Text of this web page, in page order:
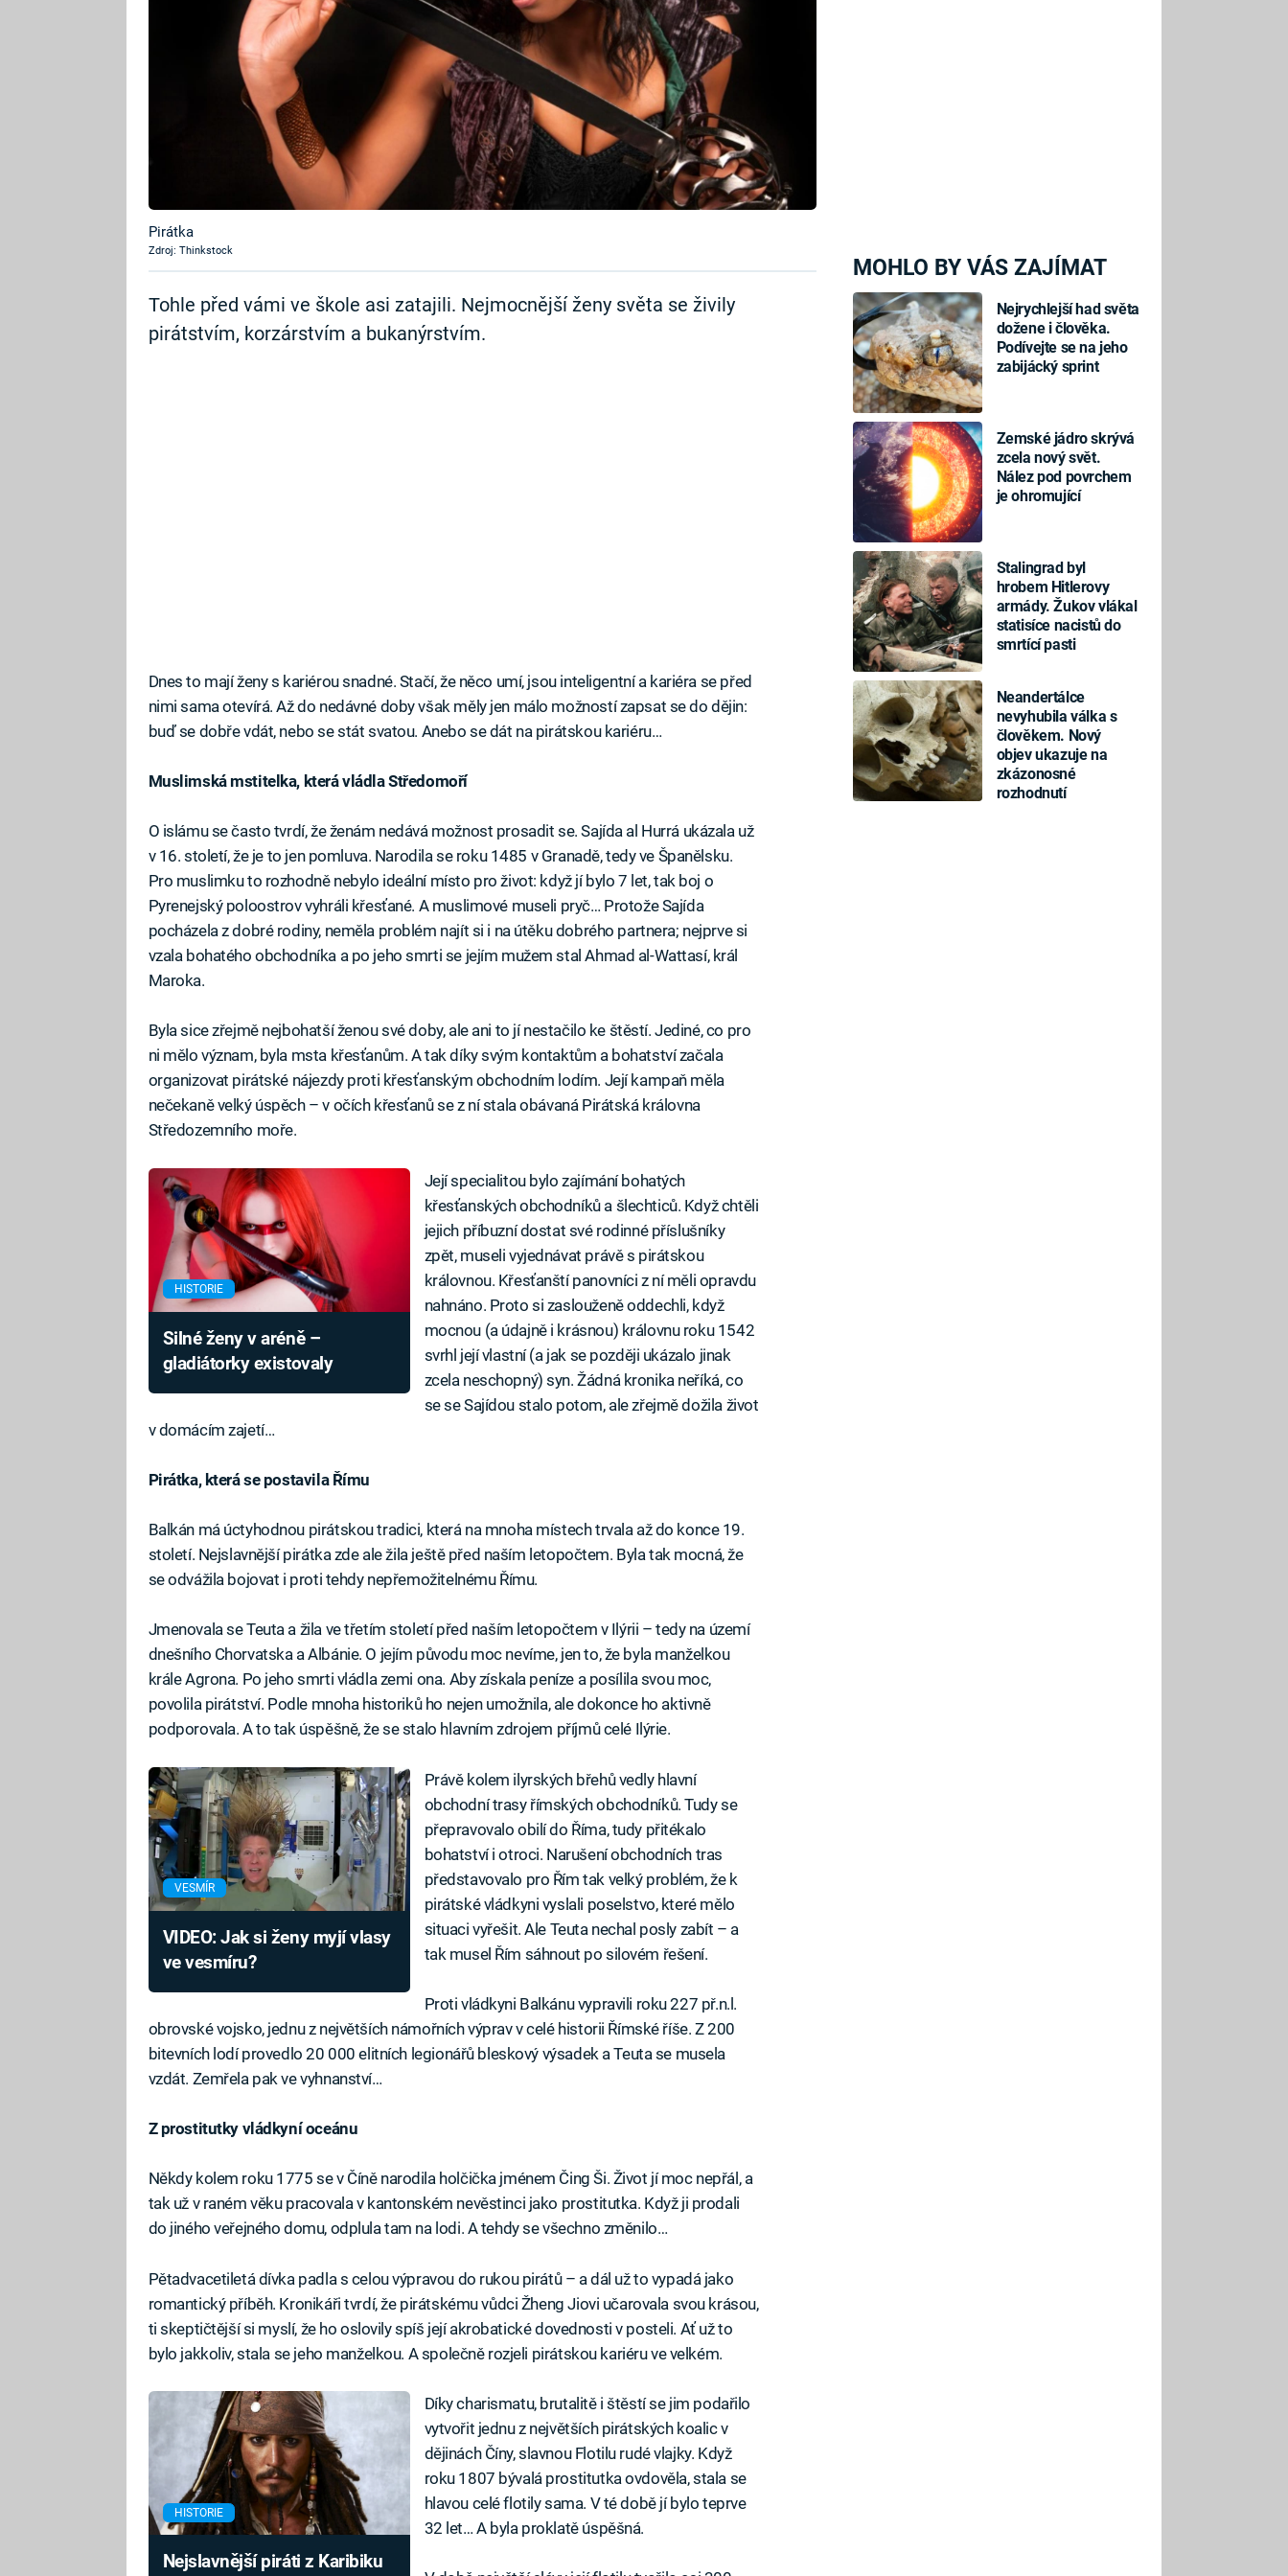
MOHLO BY VÁS ZAJÍMAT
Nejrychlejší had světa
dožene i člověka.
Podívejte se na jeho
zabijácký sprint
Zemské jádro skrývá
zcela nový svět.
Nález pod povrchem
je ohromující
Stalingrad byl
hrobem Hitlerovy
armády. Žukov vlákal
statisíce nacistů do
smrtící pasti
Neandertálce
nevyhubila válka s
člověkem. Nový
objev ukazuje na
zkázonosné
rozhodnutí
Pirátka
Zdroj: Thinkstock
Tohle před vámi ve škole asi zatajili. Nejmocnější ženy světa se živily
pirátstvím, korzárstvím a bukanýrstvím.
Dnes to mají ženy s kariérou snadné. Stačí, že něco umí, jsou inteligentní a kariéra se před
nimi sama otevírá. Až do nedávné doby však měly jen málo možností zapsat se do dějin:
buď se dobře vdát, nebo se stát svatou. Anebo se dát na pirátskou kariéru…
Muslimská mstitelka, která vládla Středomoří
O islámu se často tvrdí, že ženám nedává možnost prosadit se. Sajída al Hurrá ukázala už
v 16. století, že je to jen pomluva. Narodila se roku 1485 v Granadě, tedy ve Španělsku.
Pro muslimku to rozhodně nebylo ideální místo pro život: když jí bylo 7 let, tak boj o
Pyrenejský poloostrov vyhráli křesťané. A muslimové museli pryč… Protože Sajída
pocházela z dobré rodiny, neměla problém najít si i na útěku dobrého partnera; nejprve si
vzala bohatého obchodníka a po jeho smrti se jejím mužem stal Ahmad al-Wattasí, král
Maroka.
Byla sice zřejmě nejbohatší ženou své doby, ale ani to jí nestačilo ke štěstí. Jediné, co pro
ni mělo význam, byla msta křesťanům. A tak díky svým kontaktům a bohatství začala
organizovat pirátské nájezdy proti křesťanským obchodním lodím. Její kampaň měla
nečekaně velký úspěch – v očích křesťanů se z ní stala obávaná Pirátská královna
Středozemního moře.
HISTORIE
Silné ženy v aréně –
gladiátorky existovaly
Její specialitou bylo zajímání bohatých
křesťanských obchodníků a šlechticů. Když chtěli
jejich příbuzní dostat své rodinné příslušníky
zpět, museli vyjednávat právě s pirátskou
královnou. Křesťanští panovníci z ní měli opravdu
nahnáno. Proto si zaslouženě oddechli, když
mocnou (a údajně i krásnou) královnu roku 1542
svrhl její vlastní (a jak se později ukázalo jinak
zcela neschopný) syn. Žádná kronika neříká, co
se se Sajídou stalo potom, ale zřejmě dožila život
v domácím zajetí…
Pirátka, která se postavila Římu
Balkán má úctyhodnou pirátskou tradici, která na mnoha místech trvala až do konce 19.
století. Nejslavnější pirátka zde ale žila ještě před naším letopočtem. Byla tak mocná, že
se odvážila bojovat i proti tehdy nepřemožitelnému Římu.
Jmenovala se Teuta a žila ve třetím století před naším letopočtem v Ilýrii – tedy na území
dnešního Chorvatska a Albánie. O jejím původu moc nevíme, jen to, že byla manželkou
krále Agrona. Po jeho smrti vládla zemi ona. Aby získala peníze a posílila svou moc,
povolila pirátství. Podle mnoha historiků ho nejen umožnila, ale dokonce ho aktivně
podporovala. A to tak úspěšně, že se stalo hlavním zdrojem příjmů celé Ilýrie.
VESMÍR
VIDEO: Jak si ženy myjí vlasy
ve vesmíru?
Právě kolem ilyrských břehů vedly hlavní
obchodní trasy římských obchodníků. Tudy se
přepravovalo obilí do Říma, tudy přitékalo
bohatství i otroci. Narušení obchodních tras
představovalo pro Řím tak velký problém, že k
pirátské vládkyni vyslali poselstvo, které mělo
situaci vyřešit. Ale Teuta nechal posly zabít – a
tak musel Řím sáhnout po silovém řešení.
Proti vládkyni Balkánu vypravili roku 227 př.n.l.
obrovské vojsko, jednu z největších námořních výprav v celé historii Římské říše. Z 200
bitevních lodí provedlo 20 000 elitních legionářů bleskový výsadek a Teuta se musela
vzdát. Zemřela pak ve vyhnanství…
Z prostitutky vládkyní oceánu
Někdy kolem roku 1775 se v Číně narodila holčička jménem Čing Ši. Život jí moc nepřál, a
tak už v raném věku pracovala v kantonském nevěstinci jako prostitutka. Když ji prodali
do jiného veřejného domu, odplula tam na lodi. A tehdy se všechno změnilo…
Pětadvacetiletá dívka padla s celou výpravou do rukou pirátů – a dál už to vypadá jako
romantický příběh. Kronikáři tvrdí, že pirátskému vůdci Žheng Jiovi učarovala svou krásou,
ti skeptičtější si myslí, že ho oslovily spíš její akrobatické dovednosti v posteli. Ať už to
bylo jakkoliv, stala se jeho manželkou. A společně rozjeli pirátskou kariéru ve velkém.
HISTORIE
Nejslavnější piráti z Karibiku
Díky charismatu, brutalitě i štěstí se jim podařilo
vytvořit jednu z největších pirátských koalic v
dějinách Číny, slavnou Flotilu rudé vlajky. Když
roku 1807 bývalá prostitutka ovdověla, stala se
hlavou celé flotily sama. V té době jí bylo teprve
32 let… A byla proklatě úspěšná.